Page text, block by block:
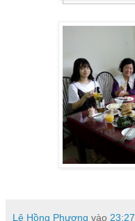
Lê Hồng Phương vào 23:27